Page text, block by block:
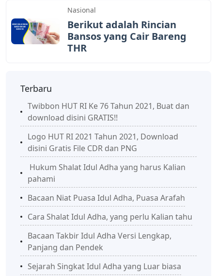
Nasional
Berikut adalah Rincian
Bansos yang Cair Bareng
THR
Terbaru
Twibbon HUT RI Ke 76 Tahun 2021, Buat dan
download disini GRATIS!!
Logo HUT RI 2021 Tahun 2021, Download
disini Gratis File CDR dan PNG
Hukum Shalat Idul Adha yang harus Kalian
pahami
Bacaan Niat Puasa Idul Adha, Puasa Arafah
Cara Shalat Idul Adha, yang perlu Kalian tahu
Bacaan Takbir Idul Adha Versi Lengkap,
Panjang dan Pendek
Sejarah Singkat Idul Adha yang Luar biasa